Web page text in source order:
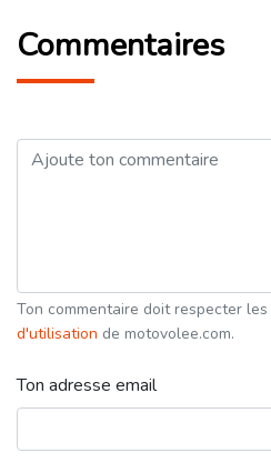
Commentaires
Ton commentaire doit respecter les
d'utilisation de motovolee.com.
Ton adresse email